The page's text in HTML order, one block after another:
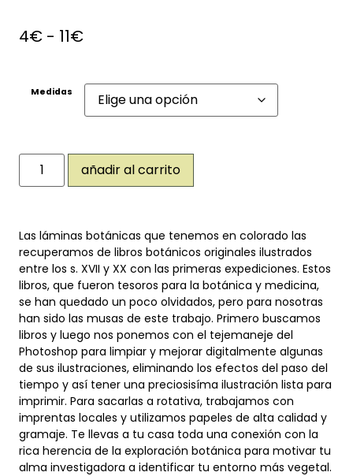
4€ - 11€
Medidas
añadir al carrito
Las láminas botánicas que tenemos en colorado las
recuperamos de libros botánicos originales ilustrados
entre los s. XVII y XX con las primeras expediciones. Estos
libros, que fueron tesoros para la botánica y medicina,
se han quedado un poco olvidados, pero para nosotras
han sido las musas de este trabajo. Primero buscamos
libros y luego nos ponemos con el tejemaneje del
Photoshop para limpiar y mejorar digitalmente algunas
de sus ilustraciones, eliminando los efectos del paso del
tiempo y así tener una preciosisíma ilustración lista para
imprimir. Para sacarlas a rotativa, trabajamos con
imprentas locales y utilizamos papeles de alta calidad y
gramaje. Te llevas a tu casa toda una conexión con la
rica herencia de la exploración botánica para motivar tu
alma investigadora a identificar tu entorno más vegetal.